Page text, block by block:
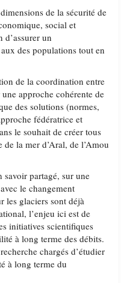
de la sécurité de
social et
un
des populations tout en
de la coordination entre
approche cohérente de
des solutions (normes,
fédératrice et
le souhait de créer tous
la mer d’Aral, de l’Amou
savoir partagé, sur une
le changement
les glaciers sont déjà
l’enjeu ici est de
initiatives scientifiques
à long terme des débits.
chargés d’étudier
à long terme du